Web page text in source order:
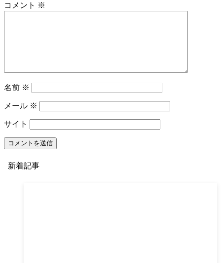
コメント ※
名前 ※
メール ※
サイト
新着記事